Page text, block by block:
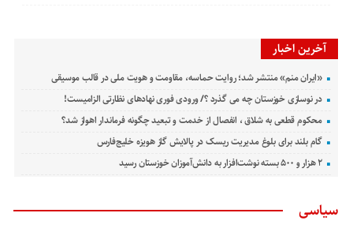
آخرین اخبار
«ایران منم» منتشر شد؛ روایت حماسه، مقاومت و هویت ملی در قالب موسیقی
در نوسازی خوزستان چه می گذرد ؟/ ورودی فوری نهادهای نظارتی الزامیست!
محکوم قطعی به شلاق ، انفصال از خدمت و تبعید چگونه فرماندار اهواز شد؟
گام بلند برای بلوغ مدیریت ریسک در پالایش گاز هویزه خلیج‌فارس
۲ هزار و ۵۰۰ بسته نوشت‌افزار به دانش‌آموزان خوزستان رسید
سیاسی